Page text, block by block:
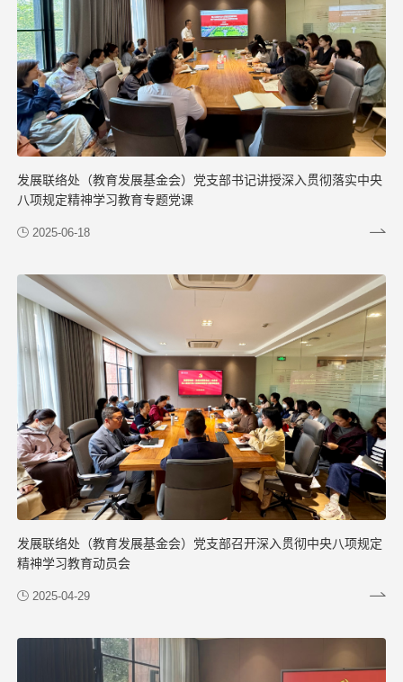
发展联络处（教育发展基金会）党支部书记讲授深入贯彻落实中央
八项规定精神学习教育专题党课
2025-06-18
发展联络处（教育发展基金会）党支部召开深入贯彻中央八项规定
精神学习教育动员会
2025-04-29